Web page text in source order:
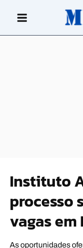
Instituto
processo
vagas
As oportunidades